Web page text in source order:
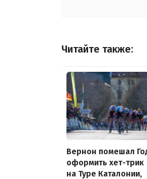
Читайте также:
Вернон помешал
оформить хет-трик
на Туре Каталонии,